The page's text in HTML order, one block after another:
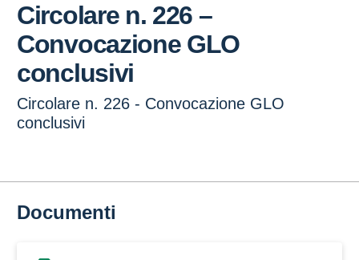
Circolare n. 226 –
Convocazione GLO
conclusivi
Circolare n. 226 - Convocazione GLO
conclusivi
Documenti